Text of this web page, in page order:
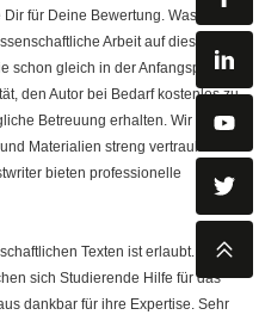
für Deine Bewertung. Was
Arbeit auf diese
schon gleich in der Anfangsphase.
den Autor bei Bedarf kostenlos zu
Betreuung erhalten. Wir
Materialien streng vertraulich
bieten professionelle
Texten ist erlaubt. Per E
sich Studierende Hilfe für das
dankbar für ihre Expertise. Sehr